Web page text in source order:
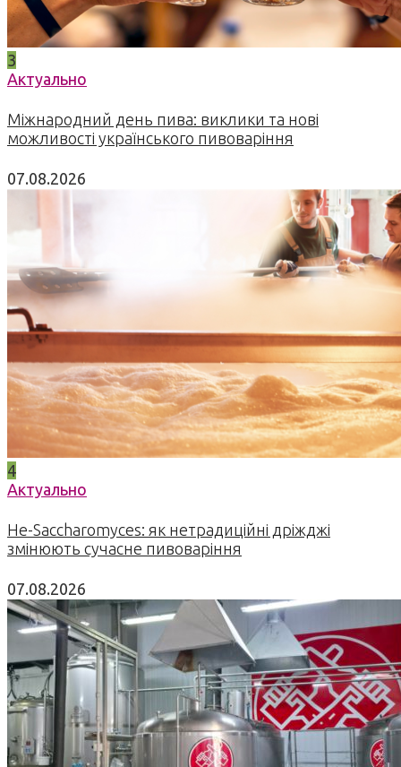
3
Актуально
Міжнародний день пива: виклики та нові
можливості українського пивоваріння
07.08.2026
4
Актуально
Не-Saccharomyces: як нетрадиційні дріжджі
змінюють сучасне пивоваріння
07.08.2026